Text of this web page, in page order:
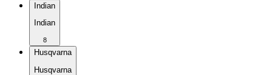
Indian
Indian
8
Husqvarna
Husqvarna